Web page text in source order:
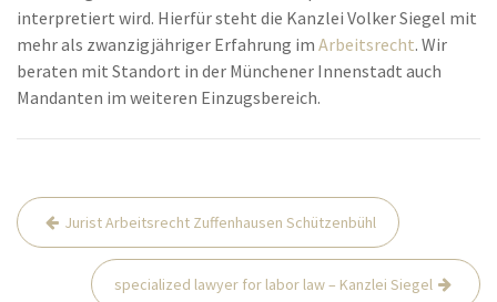
interpretiert wird. Hierfür steht die Kanzlei Volker Siegel mit
mehr als zwanzigjähriger Erfahrung im Arbeitsrecht. Wir
beraten mit Standort in der Münchener Innenstadt auch
Mandanten im weiteren Einzugsbereich.
Beitrags-
Navigation
Jurist Arbeitsrecht Zuffenhausen Schützenbühl
specialized lawyer for labor law – Kanzlei Siegel